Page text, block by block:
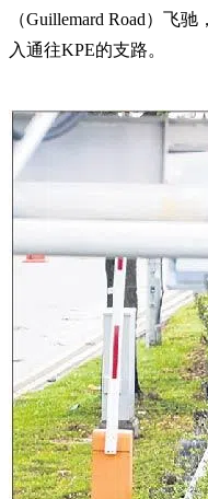
（Guillemard Road）飞
入通往KPE的支路。